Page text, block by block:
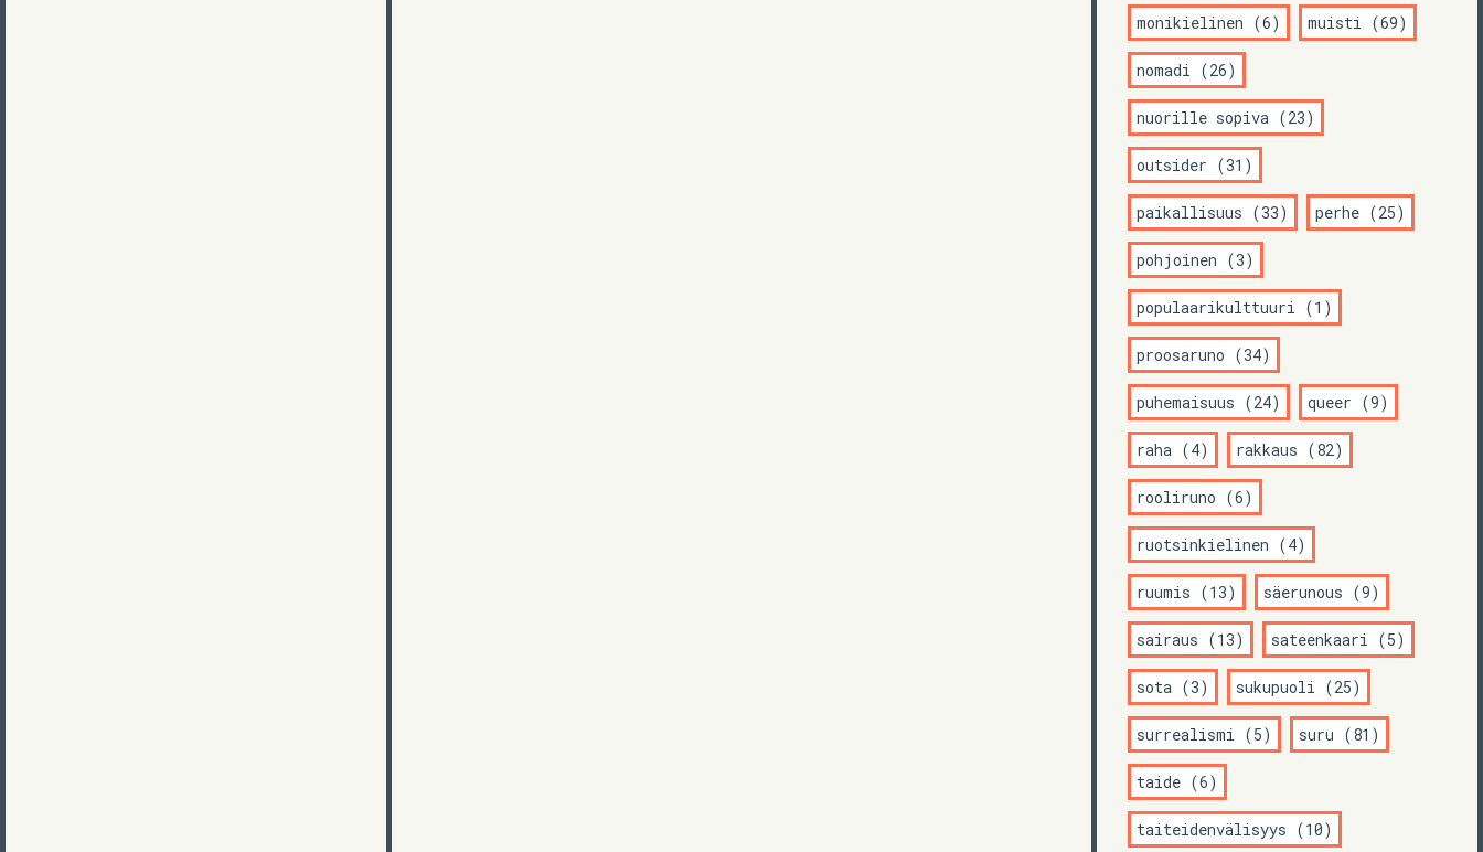
monikielinen (6) muisti (69)
nomadi (26)
nuorille sopiva (23)
outsider (31)
paikallisuus (33) perhe (25)
pohjoinen (3)
populaarikulttuuri (1)
proosaruno (34)
puhemaisuus (24) queer (9)
raha (4) rakkaus (82)
rooliruno (6)
ruotsinkielinen (4)
ruumis (13) säerunous (9)
sairaus (13) sateenkaari (5)
sota (3) sukupuoli (25)
surrealismi (5) suru (81)
taide (6)
taiteidenvälisyys (10)